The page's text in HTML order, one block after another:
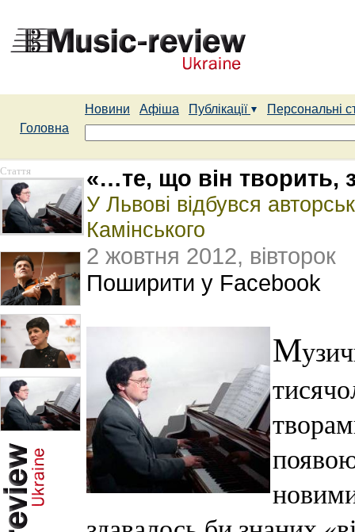
Новини Афіша Публікації
Персональні
Головна
Стаття «…те, що він творить,
У Львові відбувся
Камінського
2 жовтня 2012, вівторок
Поширити у Facebook
М